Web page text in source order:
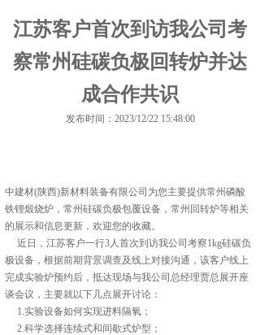
江苏客户首次到访我公司考
察常州硅碳负极回转炉并达
成合作共识
发布时间：2023/12/22 15:48:00
中建材(陕西)新材料装备有限公司为您主要提供常州磷酸
铁锂煅烧炉 ，常州硅碳负极包覆设备，常州回转炉等相关
的展示和信息更新，欢迎您的收藏。
近日，江苏客户一行3人首次到访我公司考察1kg硅碳负
极设备，根据前期背景调查及线上对接沟通，该客户线上
完成实验炉预约后，抵达现场与我公司总经理贾总展开座
谈会议，主要就以下几点展开讨论：
1.实验设备如何实现进料隔氧；
2.科学选择连续式和间歇式炉型；